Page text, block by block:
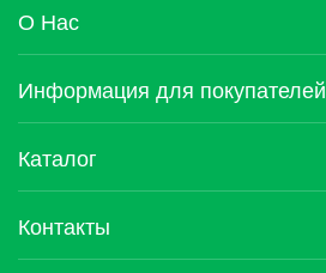
О Нас
Информация для покупателей
Каталог
Контакты